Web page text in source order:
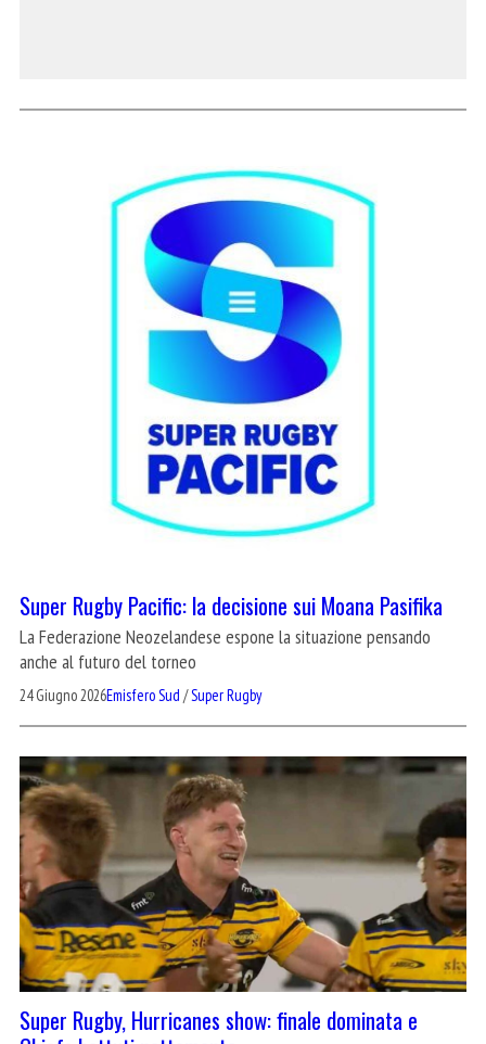
Super Rugby Pacific: la decisione sui Moana Pasifika
La Federazione Neozelandese espone la situazione pensando
anche al futuro del torneo
24 Giugno 2026Emisfero Sud /Super Rugby
Super Rugby, Hurricanes show: finale dominata e